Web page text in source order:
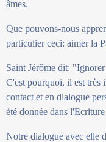
âmes.
Que pouvons-nous
particulier ceci: aimer la
Saint Jérôme dit:
C'est pourquoi, il est très
contact et en dialogue
été donnée dans
Notre dialogue avec elle